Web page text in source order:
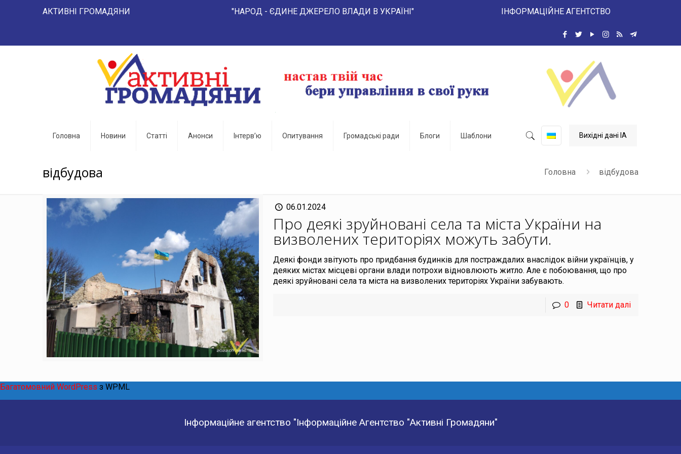
АКТИВНІ ГРОМАДЯНИ "НАРОД - ЄДИНЕ ДЖЕРЕЛО ВЛАДИ В УКРАЇНІ" ІНФОРМАЦІЙНЕ АГЕНТСТВО
Головна Новини Статті Анонси Інтерв’ю Опитування Громадські ради Блоги Шаблони Вихідні дані ІА
відбудова Головна відбудова
06.01.2024
Про деякі зруйновані села та міста України на
визволених територіях можуть забути.
Деякі фонди звітують про придбання будинків для постраждалих внаслідок війни українців, у
деяких містах місцеві органи влади потрохи відновлюють житло. Але є побоювання, що про
деякі зруйновані села та міста на визволених територіях України забувають.
0 Читати далі
Інформаційне агентство "Інформаційне Агентство "Активні Громадяни"
Багатомовний WordPress з WPML